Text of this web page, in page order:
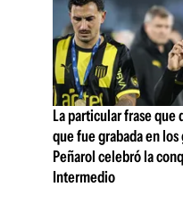
La particular frase que
que fue grabada en
Peñarol celebró la
Intermedio